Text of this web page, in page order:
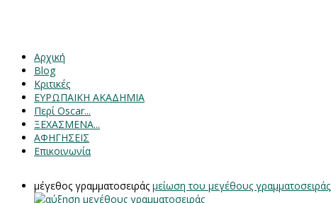
Αρχική
Blog
Κριτικές
ΕΥΡΩΠΑΙΚΗ ΑΚΑΔΗΜΙΑ
Περί Oscar...
ΞΕΧΑΣΜΕΝΑ...
ΑΦΗΓΗΣΕΙΣ
Επικοινωνία
μέγεθος γραμματοσειράς μείωση του μεγέθους γραμματοσειράς